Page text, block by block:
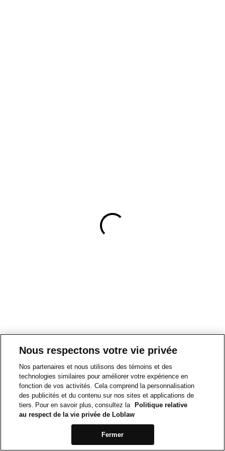
Nous respectons votre vie privée
Nos partenaires et nous utilisons des témoins et des
technologies similaires pour améliorer votre expérience en
fonction de vos activités. Cela comprend la personnalisation
des publicités et du contenu sur nos sites et applications de
tiers. Pour en savoir plus, consultez la
Politique relative
au respect de la vie privée de Loblaw
Fermer